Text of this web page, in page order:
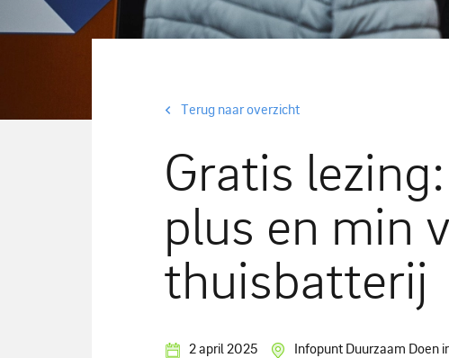
Terug naar overzicht
Gratis
plus en min
thuisbatterij
2 april 2025 Infopunt Duurzaam Doen